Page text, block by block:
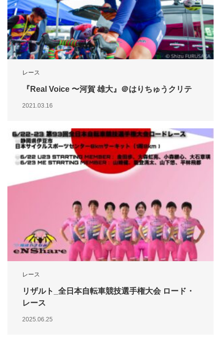
レース
『Real Voice 〜河賀 雄大』＠はりちゅうクリテ
2021.03.16
レース
リザルト_全日本自転車競技選手権大会 ロード・
レース
2025.06.25